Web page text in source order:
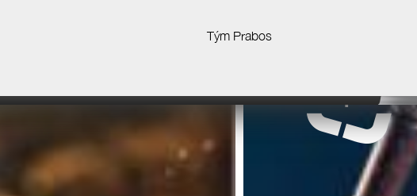
zobrazit
Tým Prabos